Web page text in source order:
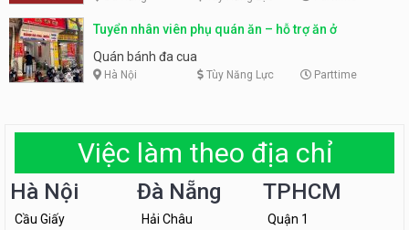
Tuyển nhân viên phụ quán ăn – hỗ trợ ăn ở
Quán bánh đa cua
Hà Nội Tùy Năng Lực Parttime
Việc làm theo địa chỉ
Hà Nội
Cầu Giấy
Đà Nẵng
Hải Châu
TPHCM
Quận 1